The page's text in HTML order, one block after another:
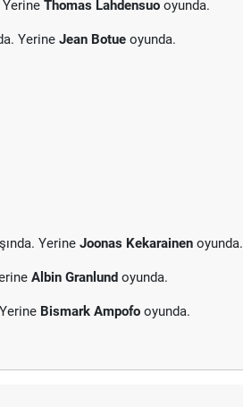
Yerine Thomas Lahdensuo oyunda.
Yerine Jean Botue oyunda.
Yerine Joonas Kekarainen oyunda.
Albin Granlund oyunda.
Bismark Ampofo oyunda.